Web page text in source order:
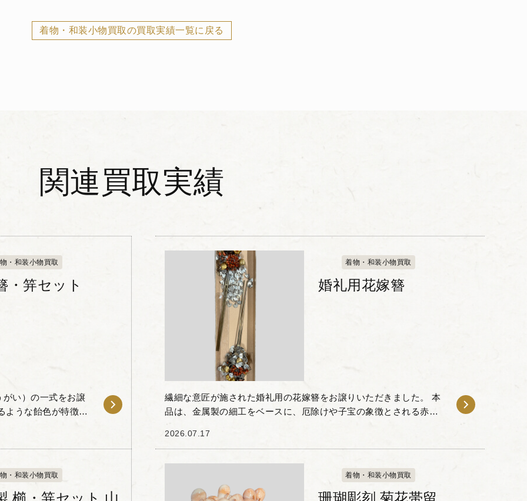
着物・和装小物買取の買取実績一覧に戻る
関連買取実績
・和装小物買取
・笄セット
い）の一式をお譲
ような飴色が特徴の
着物・和装小物買取
婚礼用花嫁簪
繊細な意匠が施された婚礼用の花嫁簪をお譲りいただきました。 本
品は、金属製の細工をベースに、厄除けや子宝の象徴とされる赤い
くたびに細や...
2026.07.17
・和装小物買取 着物・和装小物買取